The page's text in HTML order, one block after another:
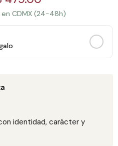
en CDMX (24-48h)
identidad, carácter y